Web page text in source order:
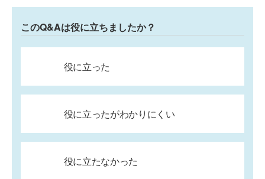
このQ&Aは役に立ちましたか？
役に立った
役に立ったがわかりにくい
役に立たなかった